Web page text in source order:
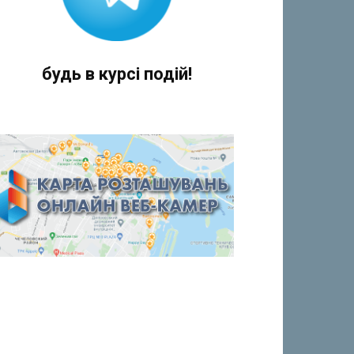
будь в курсі подій!